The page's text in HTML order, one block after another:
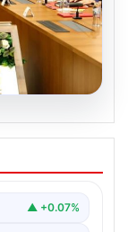
ve
amacıyla
▲ +0.07%